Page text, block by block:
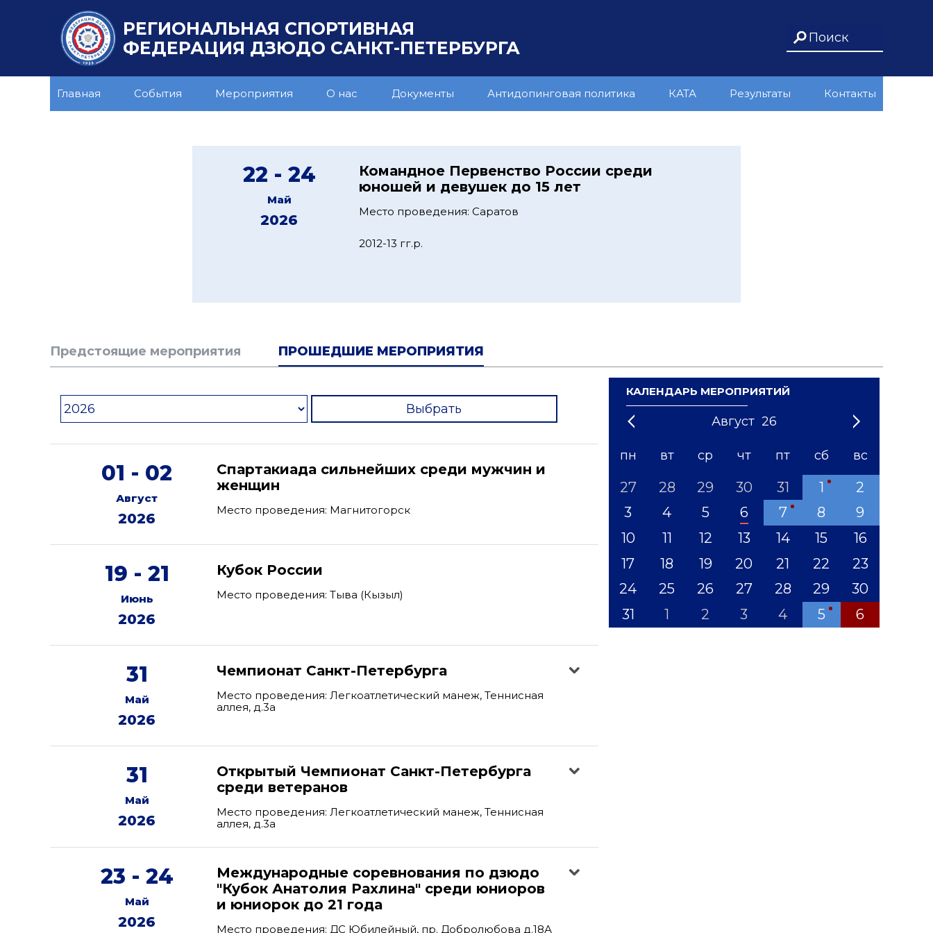
РЕГИОНАЛЬНАЯ СПОРТИВНАЯ
ФЕДЕРАЦИЯ ДЗЮДО САНКТ-ПЕТЕРБУРГА
Главная События Мероприятия О нас Документы Антидопинговая политика КАТА Результаты Контакты
22 - 24
Май
2026
Командное Первенство России среди
юношей и девушек до 15 лет
Место проведения: Саратов
2012-13 гг.р.
Предстоящие мероприятия ПРОШЕДШИЕ МЕРОПРИЯТИЯ
Выбрать
01 - 02
Август
2026
Спартакиада сильнейших среди мужчин и
женщин
Место проведения: Магнитогорск
19 - 21
Июнь
2026
Кубок России
Место проведения: Тыва (Кызыл)
31
Май
2026
Чемпионат Санкт-Петербурга
Место проведения: Легкоатлетический манеж, Теннисная
аллея, д.3а
31
Май
2026
Открытый Чемпионат Санкт-Петербурга
среди ветеранов
Место проведения: Легкоатлетический манеж, Теннисная
аллея, д.3а
23 - 24
Май
2026
Международные соревнования по дзюдо
"Кубок Анатолия Рахлина" среди юниоров
и юниорок до 21 года
Место проведения: ДС Юбилейный, пр. Добролюбова д.18А
КАЛЕНДАРЬ МЕРОПРИЯТИЙ
Август 26
1 3 5 8 10 12
'21 '23 '24 '25 '26 '27 '28 '29 '31
пн вт ср чт пт сб вс
27 28 29 30 31 1
2
3
4 5 6 7 8
9
10
11 12 13 14 15
16
17
18 19 20 21 22
23
24
25 26 27 28 29
30
31
1 2 3 4 5 6